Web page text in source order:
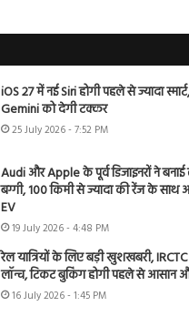
iOS 27 में नई Siri होगी पहले से ज्यादा
Gemini को देगी टक्कर
25 July 2026 - 7:52 PM
Audi और Apple के पूर्व डिजाइनरों ने बनाई
बग्गी, 100 किमी से ज्यादा की रेंज के
EV
19 July 2026 - 4:48 PM
रेल यात्रियों के लिए बड़ी खुशखबरी,
लॉन्च, टिकट बुकिंग होगी पहले से आसान
16 July 2026 - 1:45 PM